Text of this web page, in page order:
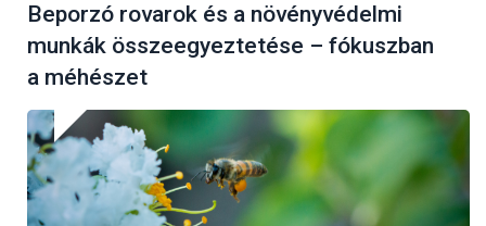
Beporzó rovarok és a növényvédelmi
munkák összeegyeztetése – fókuszban
a méhészet